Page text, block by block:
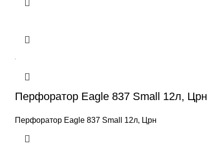
Перфоратор Eagle 837 Small 12л, Црн
Перфоратор Eagle 837 Small 12л, Црн